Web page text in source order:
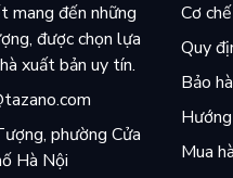
mang đến những
được chọn lựa
xuất bản uy tín.
phường Cửa
Hà Nội
Cơ
Quy
Bảo
Mua